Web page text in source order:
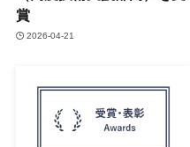
賞
2026-04-21